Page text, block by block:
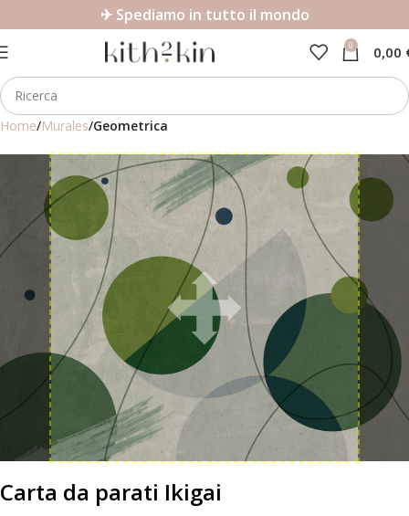
✈ Spediamo in tutto il mondo
0 0,00
Home Murales Geometrica
Carta da parati Ikigai